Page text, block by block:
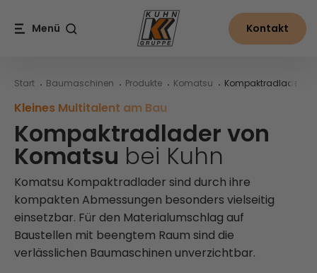
Kompaktradlader von Komatsu bei Kuhn
Kompaktradlader von Komatsu im Detail
Menü Kontakt
Start Baumaschinen Produkte Komatsu Kompaktradlader
Kleines Multitalent am Bau
Kompaktradlader von
Komatsu bei Kuhn
Komatsu Kompaktradlader sind durch ihre
kompakten Abmessungen besonders vielseitig
einsetzbar. Für den Materialumschlag auf
Baustellen mit beengtem Raum sind die
verlässlichen Baumaschinen unverzichtbar.